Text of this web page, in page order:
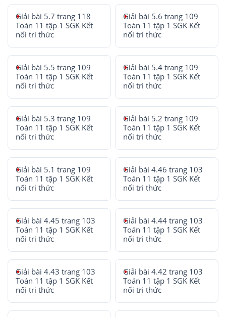
Giải bài 5.7 trang 118
Toán 11 tập 1 SGK Kết
nối tri thức
Giải bài 5.6 trang 109
Toán 11 tập 1 SGK Kết
nối tri thức
Giải bài 5.5 trang 109
Toán 11 tập 1 SGK Kết
nối tri thức
Giải bài 5.4 trang 109
Toán 11 tập 1 SGK Kết
nối tri thức
Giải bài 5.3 trang 109
Toán 11 tập 1 SGK Kết
nối tri thức
Giải bài 5.2 trang 109
Toán 11 tập 1 SGK Kết
nối tri thức
Giải bài 5.1 trang 109
Toán 11 tập 1 SGK Kết
nối tri thức
Giải bài 4.46 trang 103
Toán 11 tập 1 SGK Kết
nối tri thức
Giải bài 4.45 trang 103
Toán 11 tập 1 SGK Kết
nối tri thức
Giải bài 4.44 trang 103
Toán 11 tập 1 SGK Kết
nối tri thức
Giải bài 4.43 trang 103
Toán 11 tập 1 SGK Kết
nối tri thức
Giải bài 4.42 trang 103
Toán 11 tập 1 SGK Kết
nối tri thức